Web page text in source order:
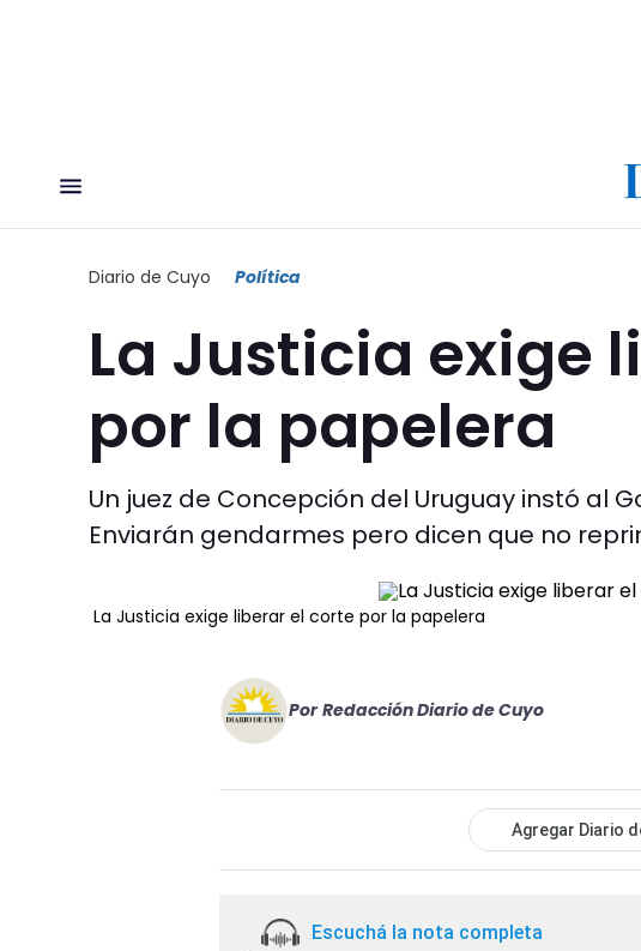
Diario de Cuyo Política
La Justicia exige
por la papelera
Un juez de Concepción del Uruguay instó al
Enviarán gendarmes pero dicen que no
La Justicia exige liberar el corte por la papelera
Por Redacción Diario de Cuyo
Agregar Diario
Escuchá la nota completa